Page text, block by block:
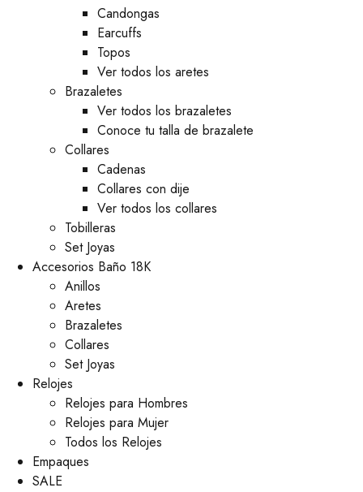
⁠Candongas
Earcuffs
Topos
Ver todos los aretes
Brazaletes
Ver todos los brazaletes
Conoce tu talla de brazalete
Collares
Cadenas
Collares con dije
Ver todos los collares
Tobilleras
Set Joyas
Accesorios Baño 18K
Anillos
Aretes
Brazaletes
Collares
Set Joyas
Relojes
Relojes para Hombres
Relojes para Mujer
Todos los Relojes
Empaques
SALE